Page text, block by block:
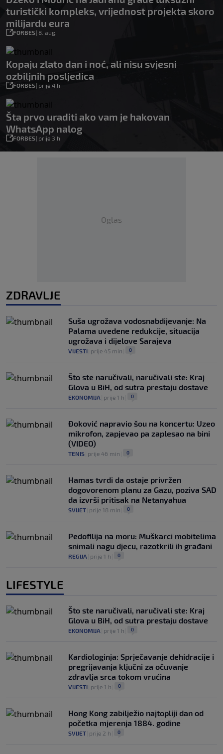
turistički kompleks, vrijednost projekta skoro
milijardu eura
FORBES| 8. aug.
Kopaju zlato dan i noć, ali nisu svjesni
ozbiljnih posljedica
FORBES| prije 4 h
Šta prvo uraditi ako vam je hakovan
WhatsApp nalog
FORBES| prije 3 h
Oglas
ZDRAVLJE
Suša ugrožava vodosnabdijevanje: Na
Palama uvedene redukcije, situacija
ugrožava i dijelove Sarajeva
VIJESTI prije 45 min 0
Što ste naručivali, naručivali ste: Kraj
Glova u BiH, od sutra prestaju dostave
EKONOMIJA prije 1 h 0
Đoković napravio šou na koncertu: Uzeo
mikrofon, zapjevao pa zaplesao na bini
(VIDEO)
TENIS prije 46 min 0
Hamas tvrdi da ostaje privržen
dogovorenom planu za Gazu, poziva SAD
da izvrši pritisak na Netanyahua
SVIJET prije 18 min 0
Pedofilija na moru: Muškarci mobitelima
snimali nagu djecu, razotkrili ih građani
REGIJA prije 1 h 0
LIFESTYLE
Što ste naručivali, naručivali ste: Kraj
Glova u BiH, od sutra prestaju dostave
EKONOMIJA prije 1 h 0
Kardiologinja: Sprječavanje dehidracije i
pregrijavanja ključni za očuvanje
zdravlja srca tokom vrućina
VIJESTI prije 1 h 0
Hong Kong zabilježio najtopliji dan od
početka mjerenja 1884. godine
SVIJET prije 2 h 0